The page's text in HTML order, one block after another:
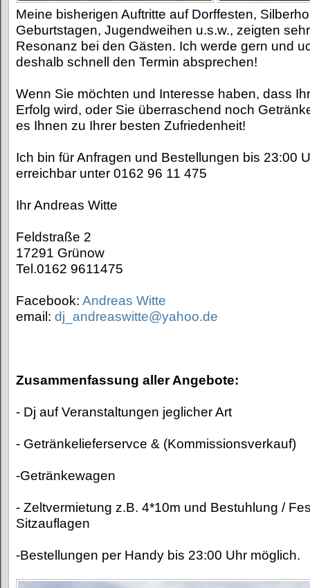
Meine bisherigen Auftritte auf Dorffesten,
Geburtstagen, Jugendweihen u.s.w., zeigten
Resonanz bei den Gästen. Ich werde gern und
deshalb schnell den Termin absprechen!
Wenn Sie möchten und Interesse haben, dass
Erfolg wird, oder Sie überraschend noch
es Ihnen zu Ihrer besten Zufriedenheit!
Ich bin für Anfragen und Bestellungen bis 23:00
erreichbar unter 0162 96 11 475
Ihr Andreas Witte
Feldstraße 2
17291 Grünow
Tel.0162 9611475
Facebook: Andreas Witte
email: dj_andreaswitte@yahoo.de
Zusammenfassung aller Angebote:
- Dj auf Veranstaltungen jeglicher Art
- Getränkelieferservce & (Kommissionsverkauf)
-Getränkewagen
- Zeltvermietung z.B. 4*10m und Bestuhlung /
Sitzauflagen
-Bestellungen per Handy bis 23:00 Uhr möglich.